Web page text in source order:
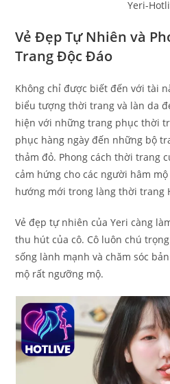
Yeri-
Vẻ Đẹp Tự Nhiên và
Trang Độc Đáo
Không chỉ được biết đến với tài
biểu tượng thời trang và làn da
hiện với những trang phục thời
phục hàng ngày đến những bộ
thảm đỏ. Phong cách thời trang
cảm hứng cho các người hâm
hướng mới trong làng thời trang
Vẻ đẹp tự nhiên của Yeri càng
thu hút của cô. Cô luôn chú
sống lành mạnh và chăm sóc
mộ rất ngưỡng mộ.